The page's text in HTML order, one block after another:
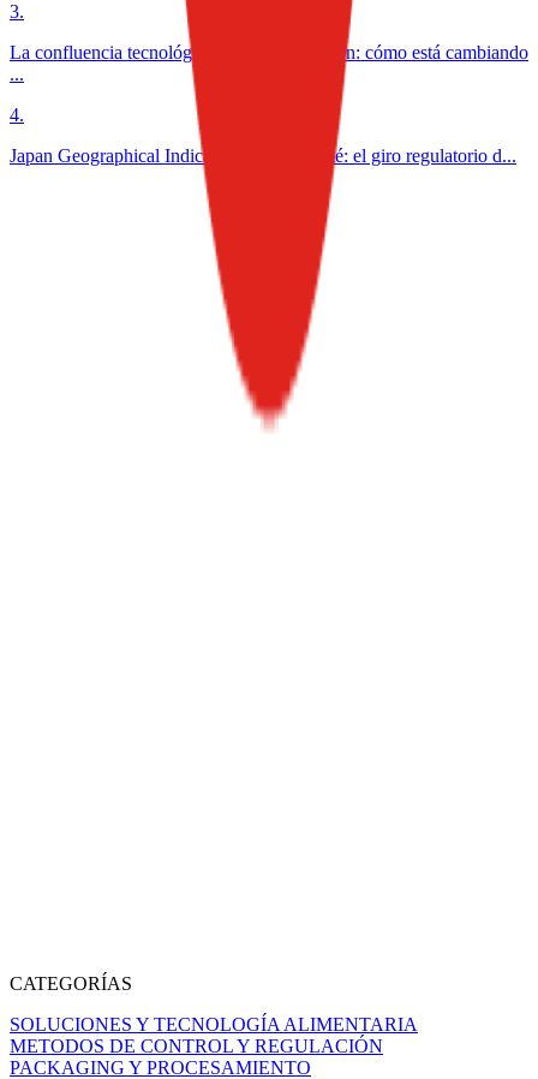
3.
La confluencia tecnológica en la alimentación: cómo está cambiando
...
4.
Japan Geographical Indication aplicada al té: el giro regulatorio d...
CATEGORÍAS
SOLUCIONES Y TECNOLOGÍA ALIMENTARIA
METODOS DE CONTROL Y REGULACIÓN
PACKAGING Y PROCESAMIENTO